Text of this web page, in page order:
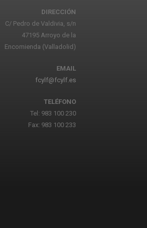
DIRECCIÓN
C/ Pedro de Valdivia, s/n
47195 Arroyo de la
Encomienda (Valladolid)
EMAIL
fcylf@fcylf.es
TELÉFONO
Tel: 983 100 230
Fax: 983 100 233